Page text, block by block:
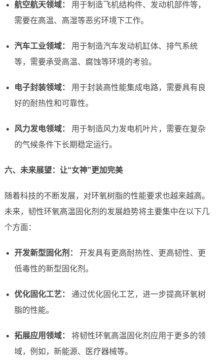
航空航天领域：
用于制造飞机结构件、发动机部件等，
需要在高温、高湿等恶劣环境下工作。
汽车工业领域：
用于制造汽车发动机缸体、排气系统
等，需要承受高温、腐蚀等环境的考验。
电子封装领域：
用于封装高性能集成电路，需要具有良
好的耐热性和可靠性。
风力发电领域：
用于制造风力发电机叶片，需要在复杂
的气候条件下长期稳定运行。
六、未来展望：让“女神”更加完美
随着科技的不断发展，对环氧树脂的性能要求也越来越高。
未来，韧性环氧高温固化剂的发展趋势将主要集中在以下几
个方面：
开发新型固化剂：
开发具有更高耐热性、更高韧性、更
低毒性的新型固化剂。
优化固化工艺：
通过优化固化工艺，进一步提高环氧树
脂的性能。
拓展应用领域：
将韧性环氧高温固化剂应用于更多的领
域，例如，新能源、医疗器械等。